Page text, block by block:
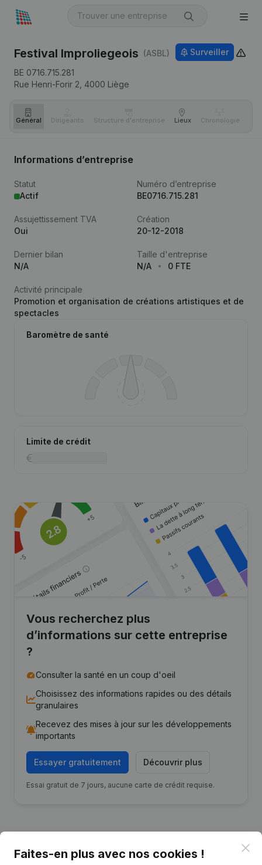
Festival Improliegeois (ASBL)
BE 0716.715.281
Rue Henri-Forir 2, 4000 Liège
Surveiller
Général Dirigeants Structure d'entreprise Lieux Chronologie
Informations d’entreprise
Statut
Actif
Numéro d’entreprise
BE0716.715.281
Assujettissement TVA
Oui
Création
20-12-2018
Dernier bilan
N/A
Taille d'entreprise
N/A
0 FTE
Activité principale
Promotion et organisation de créations artistiques et de
spectacles
Baromètre de santé
Limite de crédit
Vous recherchez plus
d’informations sur cette entreprise
?
Consulter la santé en un coup d'oeil
Choisissez des informations rapides ou des détails
granulaires
Recevez des mises à jour sur les développements
importants
Essayer gratuitement Découvrir plus
Essai gratuit de 7 jours, aucune carte de crédit requise.
Publicationsde Festival Improliegeois
Faites-en plus avec nos cookies !